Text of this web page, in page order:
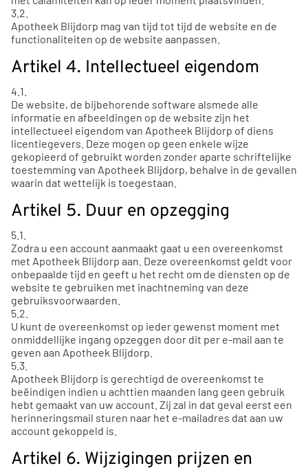
3.2.
Apotheek Blijdorp mag van tijd tot tijd de website en de
functionaliteiten op de website aanpassen.
Artikel 4. Intellectueel eigendom
4.1.
De website, de bijbehorende software alsmede alle
informatie en afbeeldingen op de website zijn het
intellectueel eigendom van Apotheek Blijdorp of diens
licentiegevers. Deze mogen op geen enkele wijze
gekopieerd of gebruikt worden zonder aparte schriftelijke
toestemming van Apotheek Blijdorp, behalve in de gevallen
waarin dat wettelijk is toegestaan.
Artikel 5. Duur en opzegging
5.1.
Zodra u een account aanmaakt gaat u een overeenkomst
met Apotheek Blijdorp aan. Deze overeenkomst geldt voor
onbepaalde tijd en geeft u het recht om de diensten op de
website te gebruiken met inachtneming van deze
gebruiksvoorwaarden.
5.2.
U kunt de overeenkomst op ieder gewenst moment met
onmiddellijke ingang opzeggen door dit per e-mail aan te
geven aan Apotheek Blijdorp.
5.3.
Apotheek Blijdorp is gerechtigd de overeenkomst te
beëindigen indien u achttien maanden lang geen gebruik
hebt gemaakt van uw account. Zij zal in dat geval eerst een
herinneringsmail sturen naar het e-mailadres dat aan uw
account gekoppeld is.
Artikel 6. Wijzigingen prijzen en